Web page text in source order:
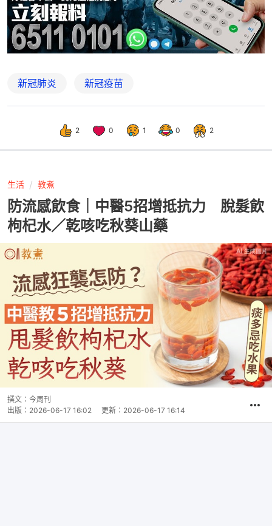
新冠肺炎 新冠疫苗
2 0 1 0 2
生活 教煮
防流感飲食｜中醫5招增抵抗力 脫髮飲
枸杞水／乾咳吃秋葵山藥
撰文： 今周刊
出版： 2026-06-17 16:02 更新： 2026-06-17 16:14